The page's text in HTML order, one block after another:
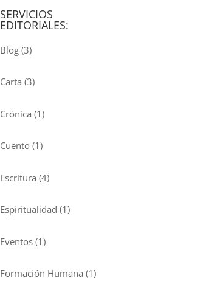
SERVICIOS
EDITORIALES:
Blog (3)
Carta (3)
Crónica (1)
Cuento (1)
Escritura (4)
Espiritualidad (1)
Eventos (1)
Formación Humana (1)